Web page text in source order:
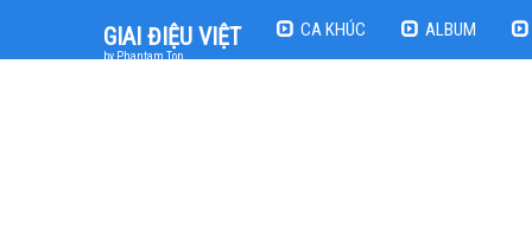
GIAI ĐIỆU VIỆT
by Phantam Top
CA KHÚC ALBUM